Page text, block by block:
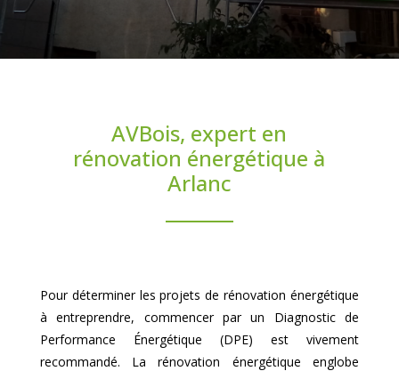
AVBois, expert en
rénovation énergétique à
Arlanc
Pour déterminer les projets de rénovation énergétique
à entreprendre, commencer par un Diagnostic de
Performance Énergétique (DPE) est vivement
recommandé. La rénovation énergétique englobe